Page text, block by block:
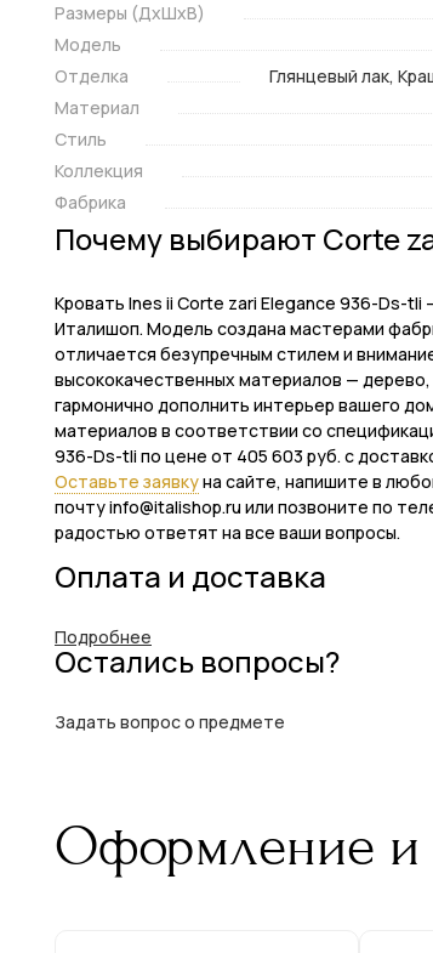
Размеры (ДxШxВ)
Модель
Отделка
Глянцевый лак,
Материал
Стиль
Коллекция
Фабрика
Почему выбирают Corte
Кровать Ines ii Corte zari Elegance 936-Ds-tli
Италишоп. Модель создана мастерами
отличается безупречным стилем и
высококачественных материалов —
гармонично дополнить интерьер вашего
материалов в соответствии со
936-Ds-tli по цене от 405 603 руб. с
Оставьте заявкуна сайте, напишите в
почту info@italishop.ru или позвоните по
радостью ответят на все ваши вопросы.
Оплата и доставка
Подробнее
Остались вопросы?
Задать вопрос о предмете
Оформление и